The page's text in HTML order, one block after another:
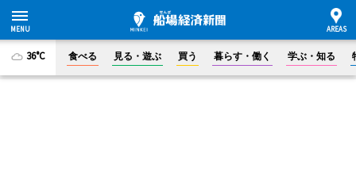
36°C 食べる 見る・遊ぶ 買う 暮らす・働く 学ぶ・知る